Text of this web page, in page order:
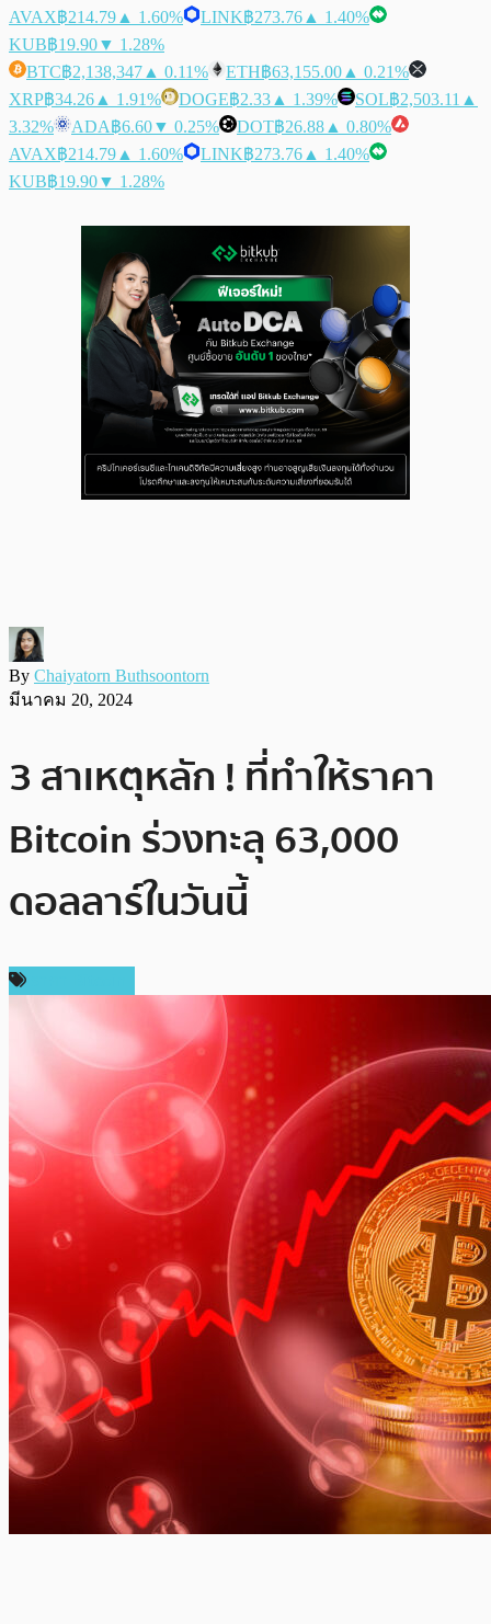
AVAX฿214.79 ▲ 1.60% LINK฿273.76 ▲ 1.40%
KUB฿19.90▼ 1.28%
BTC฿2,138,347 ▲ 0.11% ETH฿63,155.00 ▲ 0.21%
XRP฿34.26 ▲ 1.91% DOGE฿2.33 ▲ 1.39% SOL฿2,503.11 ▲
3.32%
ADA฿6.60▼ 0.25% DOT฿26.88 ▲ 0.80%
AVAX฿214.79 ▲ 1.60% LINK฿273.76 ▲ 1.40%
KUB฿19.90▼ 1.28%
By Chaiyatorn Buthsoontorn
มีนาคม 20, 2024
3 สาเหตุหลัก ! ที่ทำให้ราคา
Bitcoin ร่วงทะลุ 63,000
ดอลลาร์ในวันนี้